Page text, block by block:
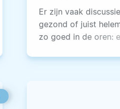
Er zijn vaak
gezond of juist
zo goed in de oren:
het verlaagt zelfs de